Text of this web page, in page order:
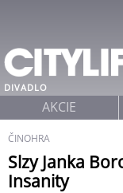
DIVADLO
ČINOHRA
Slzy Janka
Insanity
AKCIE